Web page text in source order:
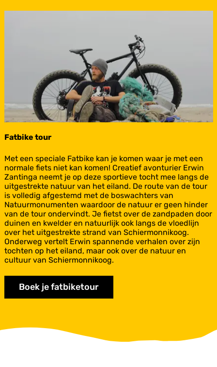
Fatbike tour
F
a
t
b
i
k
e
t
o
u
r
Met een speciale Fatbike kan je komen waar je met een
normale fiets niet kan komen! Creatief avonturier Erwin
Zantinga neemt je op deze sportieve tocht mee langs de
uitgestrekte natuur van het eiland. De route van de tour
is volledig afgestemd met de boswachters van
Natuurmonumenten waardoor de natuur er geen hinder
van de tour ondervindt. Je fietst over de zandpaden door
duinen en kwelder en natuurlijk ook langs de vloedlijn
over het uitgestrekte strand van Schiermonnikoog.
Onderweg vertelt Erwin spannende verhalen over zijn
tochten op het eiland, maar ook over de natuur en
cultuur van Schiermonnikoog.
Boek je fatbiketour